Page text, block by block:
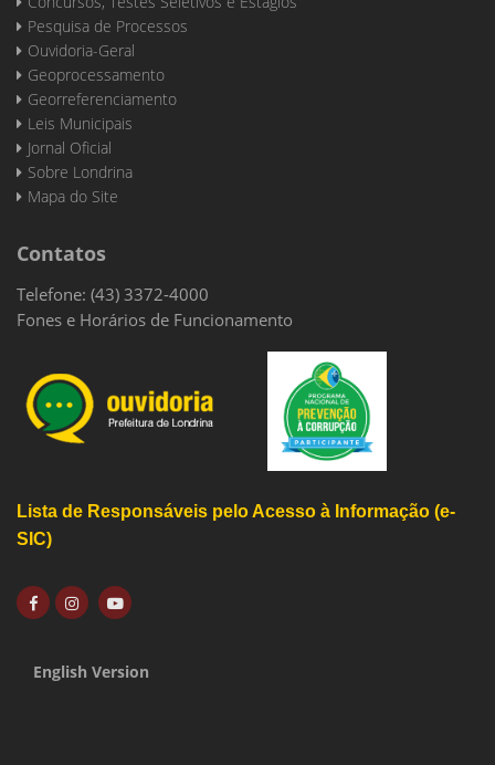
Pesquisa de Processos
Ouvidoria-Geral
Geoprocessamento
Georreferenciamento
Leis Municipais
Jornal Oficial
Sobre Londrina
Mapa do Site
Contatos
Telefone: (43) 3372-4000
Fones e Horários de Funcionamento
Lista de Responsáveis pelo Acesso à Informação (e-
SIC)
English Version